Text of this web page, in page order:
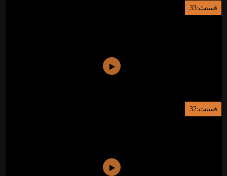
قسمت:33
قسمت:32